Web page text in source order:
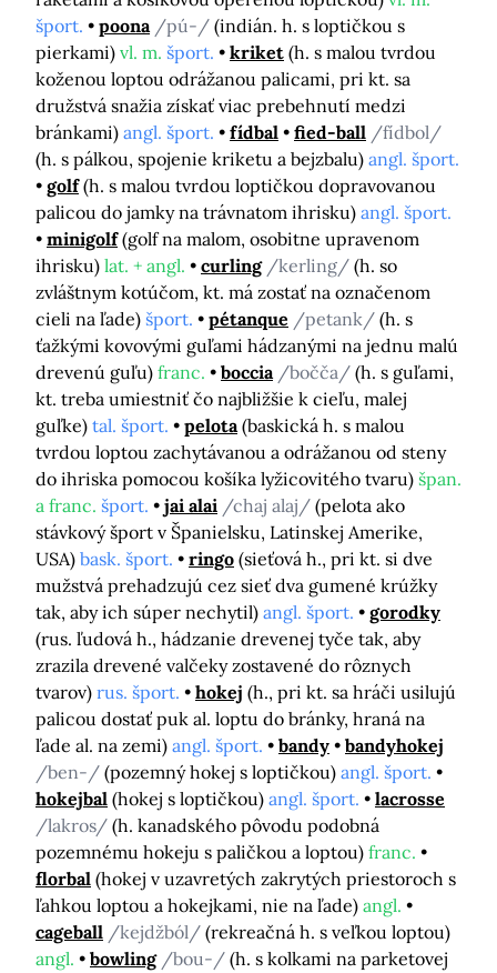
šport.
poona /pú-/ (indián. h. s loptičkou s
pierkami) vl. m. šport. kriket (h. s malou tvrdou
koženou loptou odrážanou palicami, pri kt. sa
družstvá snažia získať viac prebehnutí medzi
bránkami) angl. šport. fídbal fied-ball /fídbol/
(h. s pálkou, spojenie kriketu a bejzbalu) angl. šport.
golf (h. s malou tvrdou loptičkou dopravovanou
palicou do jamky na trávnatom ihrisku) angl. šport.
minigolf (golf na malom, osobitne upravenom
ihrisku) lat. + angl. curling /kerling/ (h. so
zvláštnym kotúčom, kt. má zostať na označenom
cieli na ľade) šport. pétanque /petank/ (h. s
ťažkými kovovými guľami hádzanými na jednu malú
drevenú guľu) franc. boccia /bočča/ (h. s guľami,
kt. treba umiestniť čo najbližšie k cieľu, malej
guľke) tal. šport. pelota (baskická h. s malou
tvrdou loptou zachytávanou a odrážanou od steny
do ihriska pomocou košíka lyžicovitého tvaru) špan.
a franc. šport. jai alai /chaj alaj/ (pelota ako
stávkový šport v Španielsku, Latinskej Amerike,
USA) bask. šport. ringo (sieťová h., pri kt. si dve
mužstvá prehadzujú cez sieť dva gumené krúžky
tak, aby ich súper nechytil) angl. šport.
gorodky
(rus. ľudová h., hádzanie drevenej tyče tak, aby
zrazila drevené valčeky zostavené do rôznych
tvarov) rus. šport. hokej (h., pri kt. sa hráči usilujú
palicou dostať puk al. loptu do bránky, hraná na
ľade al. na zemi) angl. šport. bandy
bandyhokej
/ben-/ (pozemný hokej s loptičkou) angl. šport.
hokejbal (hokej s loptičkou) angl. šport.
lacrosse
/lakros/ (h. kanadského pôvodu podobná
pozemnému hokeju s paličkou a loptou) franc.
florbal (hokej v uzavretých zakrytých priestoroch s
ľahkou loptou a hokejkami, nie na ľade) angl.
cageball /kejdžból/ (rekreačná h. s veľkou loptou)
angl.
bowling /bou-/ (h. s kolkami na parketovej